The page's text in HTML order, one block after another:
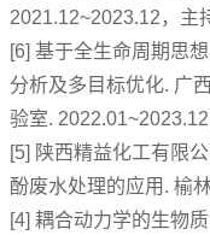
2021.12~2023.12 ，主
[6] 基于全生命周期思
分析及多目标优化. 广
验室. 2022.01~2023.12
[5] 陕西精益化工有限
酚废水处理的应用 . 榆
[4] 耦合动力学的生物